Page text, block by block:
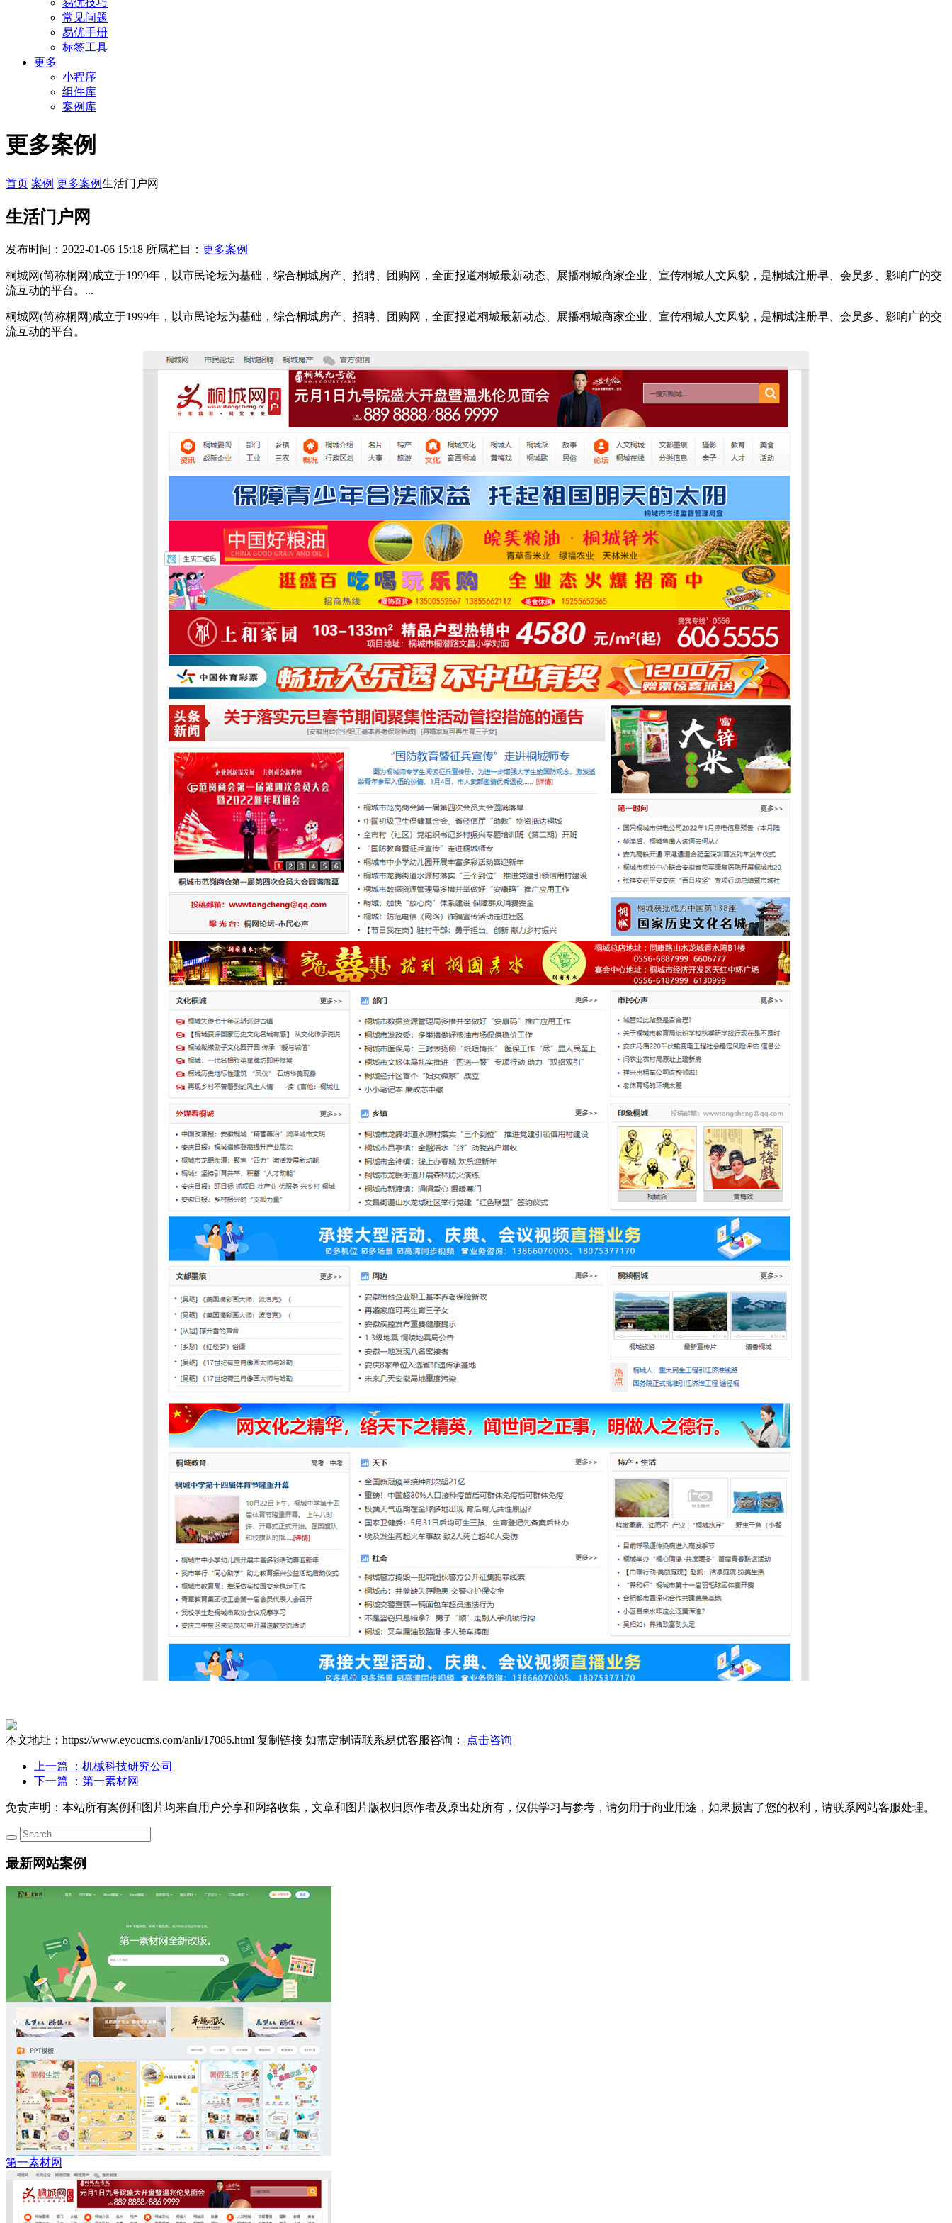
易优技巧
常见问题
易优手册
标签工具
更多
小程序
组件库
案例库
更多案例
首页 案例 更多案例生活门户网
生活门户网
发布时间：2022-01-06 15:18 所属栏目： 更多案例
桐城网(简称桐网)成立于1999年，以市民论坛为基础，综合桐城房产、招聘、团购网，全面报道桐城最新动态、展播桐城商家企业、宣传桐城人文风貌，是桐城注册早、会员多、影响广的交
流互动的平台。...
桐城网(简称桐网)成立于1999年，以市民论坛为基础，综合桐城房产、招聘、团购网，全面报道桐城最新动态、展播桐城商家企业、宣传桐城人文风貌，是桐城注册早、会员多、影响广的交
流互动的平台。
本文地址：https://www.eyoucms.com/anli/17086.html 复制链接 如需定制请联系易优客服咨询： 点击咨询
上一篇
：机械科技研究公司
下一篇
：第一素材网
免责声明：本站所有案例和图片均来自用户分享和网络收集，文章和图片版权归原作者及原出处所有，仅供学习与参考，请勿用于商业用途，如果损害了您的权利，请联系网站客服处理。
最新网站案例
第一素材网